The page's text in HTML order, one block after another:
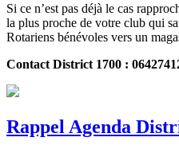
Si ce n’est pas déjà le cas
la plus proche de votre club qui
Rotariens bénévoles vers un
Contact District 1700 :
Rappel Agenda